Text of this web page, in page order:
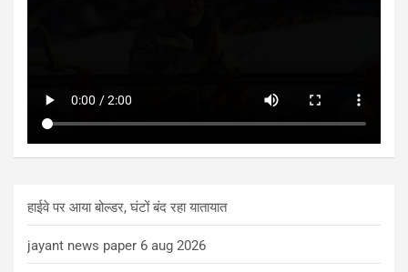
हाईवे पर आया बोल्डर, घंटों बंद रहा यातायात
jayant news paper 6 aug 2026